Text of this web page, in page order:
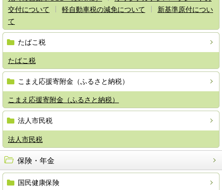
交付について
軽自動車税の減免について
新基準原付につい
て
たばこ税
たばこ税
こまえ応援寄附金（ふるさと納税）
こまえ応援寄附金（ふるさと納税）
法人市民税
法人市民税
保険・年金
国民健康保険